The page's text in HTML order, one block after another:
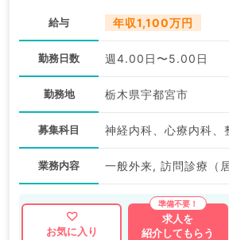
給与 年収1,100万円
勤務日数 週4.00日〜5.00日
勤務地 栃木県宇都宮市
募集科目
業務内容
お気に入り
求人を
紹介してもらう